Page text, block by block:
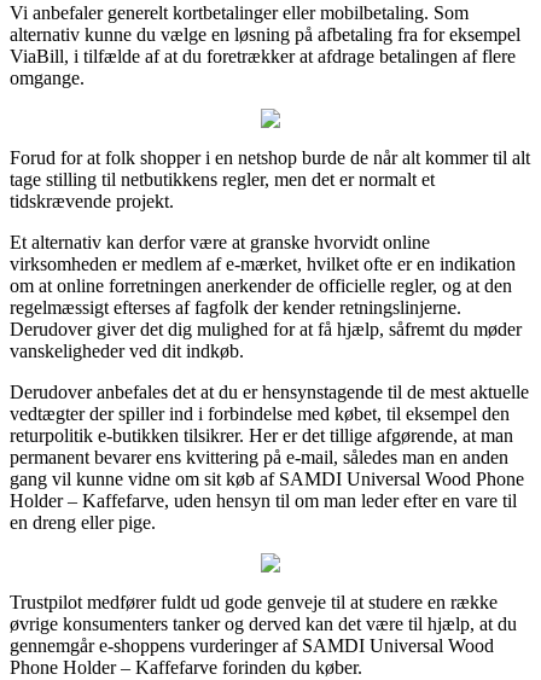
Vi anbefaler generelt kortbetalinger eller mobilbetaling. Som
alternativ kunne du vælge en løsning på afbetaling fra for eksempel
ViaBill, i tilfælde af at du foretrækker at afdrage betalingen af flere
omgange.
Forud for at folk shopper i en netshop burde de når alt kommer til alt
tage stilling til netbutikkens regler, men det er normalt et
tidskrævende projekt.
Et alternativ kan derfor være at granske hvorvidt online
virksomheden er medlem af e-mærket, hvilket ofte er en indikation
om at online forretningen anerkender de officielle regler, og at den
regelmæssigt efterses af fagfolk der kender retningslinjerne.
Derudover giver det dig mulighed for at få hjælp, såfremt du møder
vanskeligheder ved dit indkøb.
Derudover anbefales det at du er hensynstagende til de mest aktuelle
vedtægter der spiller ind i forbindelse med købet, til eksempel den
returpolitik e-butikken tilsikrer. Her er det tillige afgørende, at man
permanent bevarer ens kvittering på e-mail, således man en anden
gang vil kunne vidne om sit køb af SAMDI Universal Wood Phone
Holder – Kaffefarve, uden hensyn til om man leder efter en vare til
en dreng eller pige.
Trustpilot medfører fuldt ud gode genveje til at studere en række
øvrige konsumenters tanker og derved kan det være til hjælp, at du
gennemgår e-shoppens vurderinger af SAMDI Universal Wood
Phone Holder – Kaffefarve forinden du køber.